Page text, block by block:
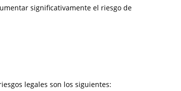
significativamente el riesgo de
legales son los siguientes: